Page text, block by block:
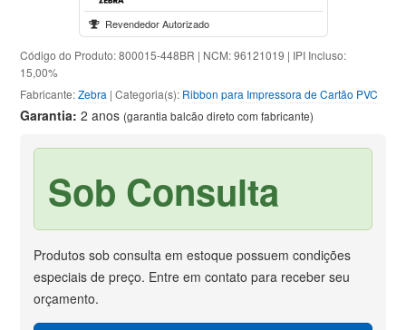
Revendedor Autorizado
Código do Produto: 800015-448BR | NCM: 96121019 | IPI Incluso:
15,00%
Fabricante:Zebra | Categoria(s): Ribbon para Impressora de Cartão PVC
Garantia:2 anos (garantia balcão direto com fabricante)
Sob Consulta
Produtos sob consulta em estoque possuem condições
especiais de preço. Entre em contato para receber seu
orçamento.